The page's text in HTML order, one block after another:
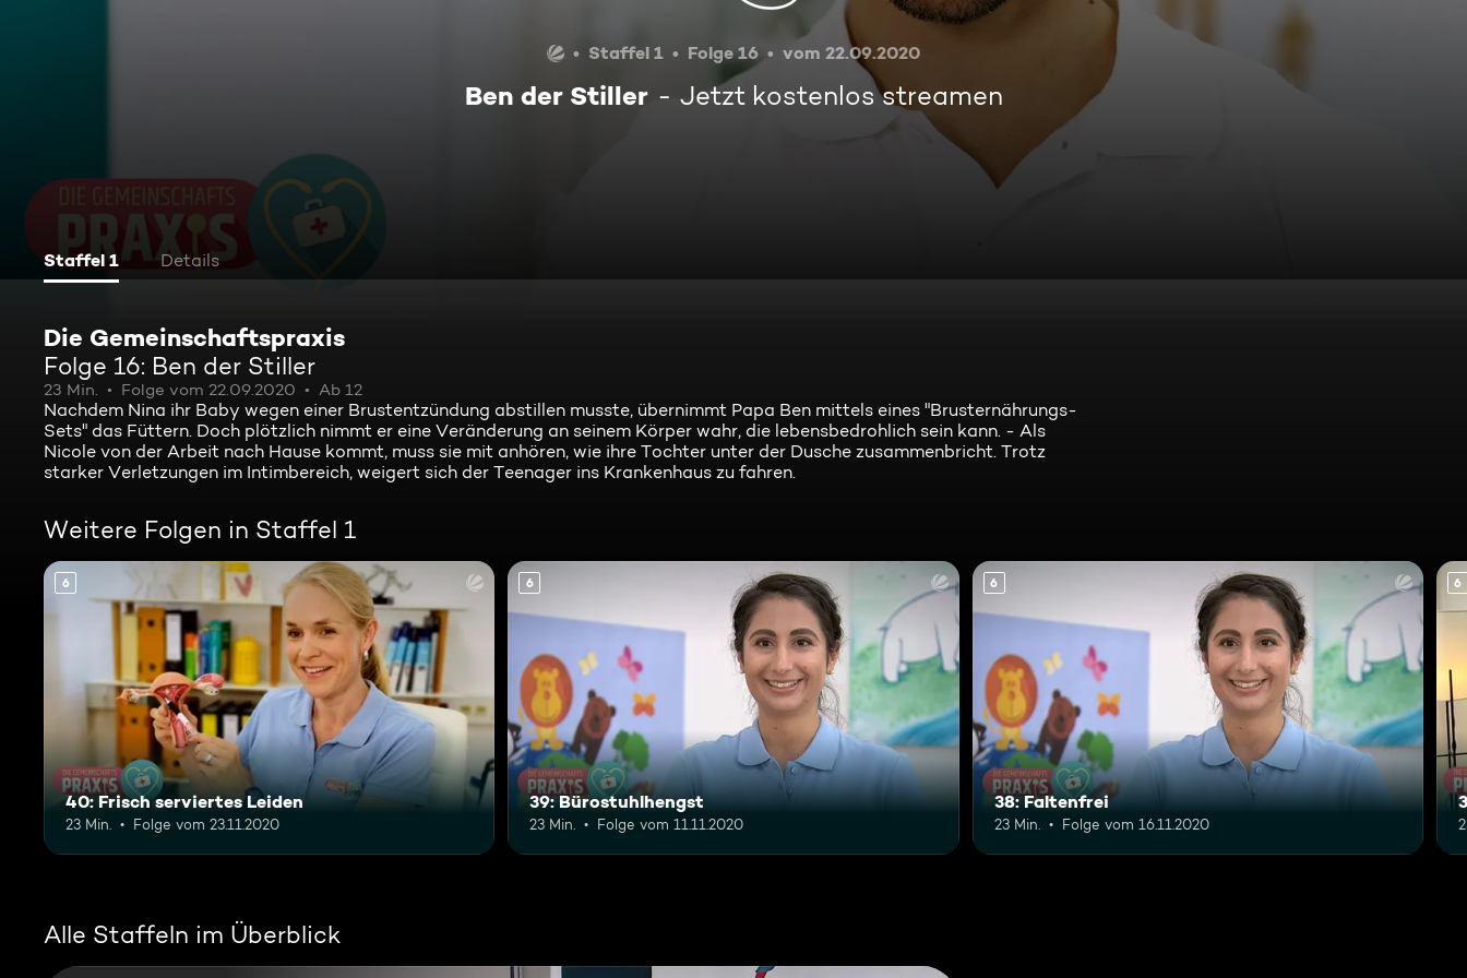
Staffel 1 Folge 16 vom 22.09.2020
Ben der Stiller Jetzt kostenlos streamen
Staffel 1 Details
Die Gemeinschaftspraxis
Folge 16: Ben der Stiller
23 Min. Folge vom 22.09.2020 Ab 12
Nachdem Nina ihr Baby wegen einer Brustentzündung abstillen musste, übernimmt Papa Ben mittels eines "Brusternährungs-
Sets" das Füttern. Doch plötzlich nimmt er eine Veränderung an seinem Körper wahr, die lebensbedrohlich sein kann. - Als
Nicole von der Arbeit nach Hause kommt, muss sie mit anhören, wie ihre Tochter unter der Dusche zusammenbricht. Trotz
starker Verletzungen im Intimbereich, weigert sich der Teenager ins Krankenhaus zu fahren.
Weitere Folgen in Staffel 1
6
40: Frisch serviertes Leiden
23 Min. Folge vom 23.11.2020
6
39: Bürostuhlhengst
23 Min. Folge vom 11.11.2020
6
38: Faltenfrei
23 Min. Folge vom 16.11.2020
6
Alle Staffeln im Überblick